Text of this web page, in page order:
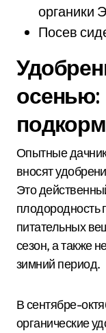
органики
Посев
Опытные
вносят
Это
плодородность
питательных
сезон, а также
зимний период.
В сентябре-
органические